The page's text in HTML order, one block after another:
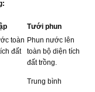
Tưới phun
toàn
đất
Phun nước lên
toàn bộ diện tích
đất trồng.
Trung bình